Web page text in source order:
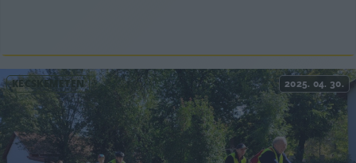
KECSKEMÉTEN 2025. 04. 30.